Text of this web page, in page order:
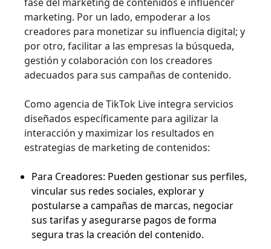
marketing. Por un lado, empoderar a los
creadores para monetizar su influencia digital; y
por otro, facilitar a las empresas la búsqueda,
gestión y colaboración con los creadores
adecuados para sus campañas de contenido.
Como agencia de TikTok Live integra servicios
diseñados específicamente para agilizar la
interacción y maximizar los resultados en
estrategias de marketing de contenidos:
Para Creadores: Pueden gestionar sus perfiles,
vincular sus redes sociales, explorar y
postularse a campañas de marcas, negociar
sus tarifas y asegurarse pagos de forma
segura tras la creación del contenido.